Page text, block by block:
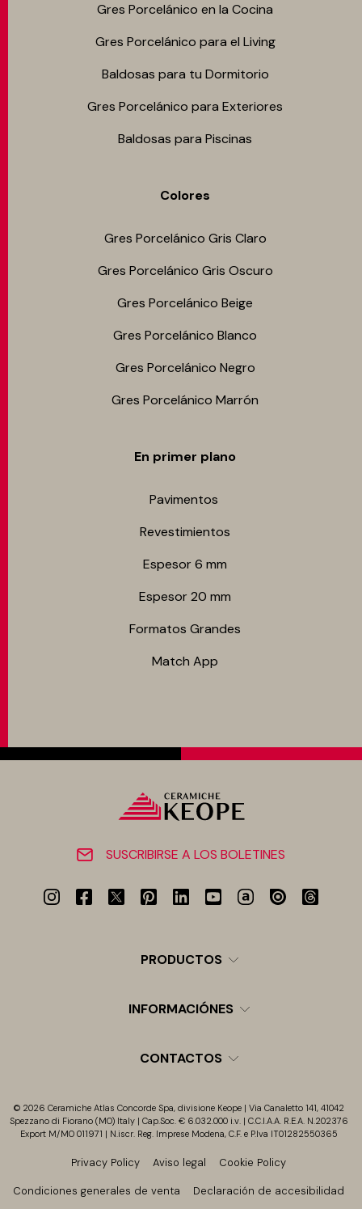
Gres Porcelánico en la Cocina
Gres Porcelánico para el Living
Baldosas para tu Dormitorio
Gres Porcelánico para Exteriores
Baldosas para Piscinas
Colores
Gres Porcelánico Gris Claro
Gres Porcelánico Gris Oscuro
Gres Porcelánico Beige
Gres Porcelánico Blanco
Gres Porcelánico Negro
Gres Porcelánico Marrón
En primer plano
Pavimentos
Revestimientos
Espesor 6 mm
Espesor 20 mm
Formatos Grandes
Match App
SUSCRIBIRSE A LOS BOLETINES
PRODUCTOS
INFORMACIÓNES
CONTACTOS
© 2026 Ceramiche Atlas Concorde Spa, divisione Keope | Via Canaletto 141, 41042
Spezzano di Fiorano (MO) Italy | Cap.Soc. € 6.032.000 i.v. | C.C.I.A.A. R.E.A. N.202376
Export M/MO 011971 | N.iscr. Reg. Imprese Modena, C.F. e P.Iva IT01282550365
Privacy Policy Aviso legal Cookie Policy
Condiciones generales de venta Declaración de accesibilidad